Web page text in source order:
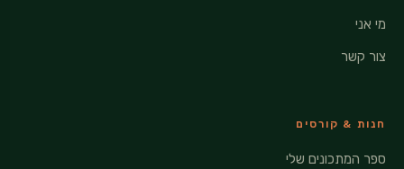
מי אני
צור קשר
חנות & קורסים
ספר המתכונים שלי